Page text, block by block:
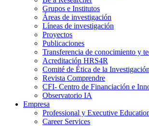
Grupos e Institutos
Áreas de investigación
Líneas de investigación
Proyectos
Publicaciones
Transferencia de conocimiento y
Acreditación HRS4R
Comité de Ética de la
Revista Comprendre
CFI- Centro de Financiación e
Observatorio IA
Empresa
Professional y Executive
Career Services